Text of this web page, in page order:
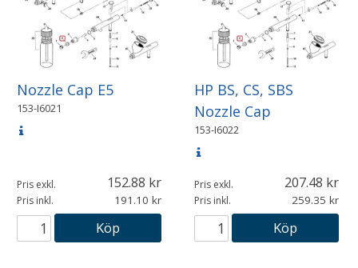
Nozzle Cap E5
153-I6021
Pris exkl. 152.88
Pris inkl. 191.10
Köp
HP BS, CS, SBS
Nozzle Cap
153-I6022
Pris exkl. 207.48
Pris inkl. 259.35
Köp